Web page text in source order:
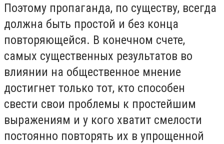
Поэтому пропаганда, по существу, всегда
должна быть простой и без конца
повторяющейся. В конечном счете,
самых существенных результатов во
влиянии на общественное мнение
достигнет только тот, кто способен
свести свои проблемы к простейшим
выражениям и у кого хватит смелости
постоянно повторять их в упрощенной